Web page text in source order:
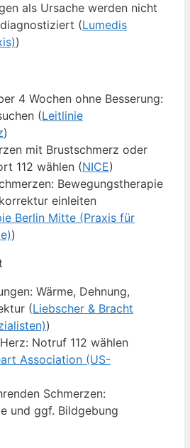
als Ursache werden nicht
(Lumedis
)
4 Wochen ohne Besserung:
(Leitlinie
)
mit Brustschmerz oder
112 wählen (NICE)
Bewegungstherapie
einleiten
Berlin Mitte (Praxis für
)
Wärme, Dehnung,
(Liebscher & Bracht
)
Notruf 112 wählen
Association (US-
Schmerzen:
und ggf. Bildgebung